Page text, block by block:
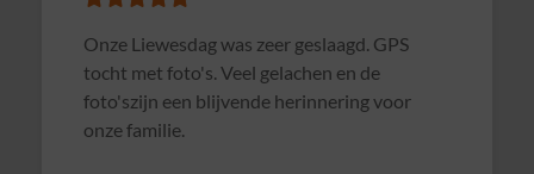
Samen met collega's Sterrenslag gedaan.
Alles was goed geregeld, soms wat te druk op
het veld door andere groepen, waardoor het
soms wat rommelig verliep. Maar verder zeer